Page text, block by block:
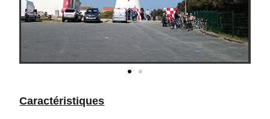
Caractéristiques